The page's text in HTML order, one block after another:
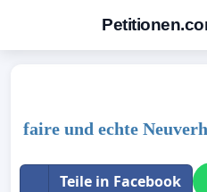
faire und echte
Teile in Facebook